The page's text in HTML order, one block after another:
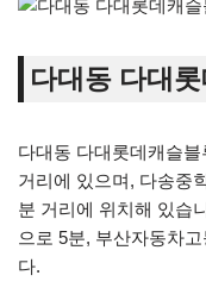
다대동 다대
다대동 다대롯데캐슬
거리에 있으며, 다송중
분 거리에 위치해 있습
으로 5분, 부산자동차
다.